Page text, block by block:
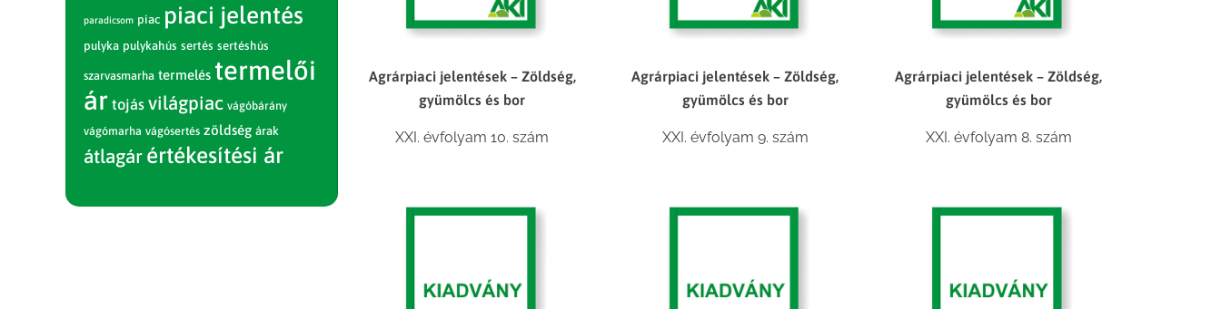
Agrárpiaci jelentések – Zöldség,
gyümölcs és bor
XXI. évfolyam 10. szám
Agrárpiaci jelentések – Zöldség,
gyümölcs és bor
XXI. évfolyam 9. szám
Agrárpiaci jelentések – Zöldség,
gyümölcs és bor
XXI. évfolyam 8. szám
paradicsom piac piaci jelentés
pulyka pulykahús sertés sertéshús
szarvasmarha termelés termelői
ár tojás világpiac vágóbárány
vágómarha vágósertés zöldség árak
átlagár értékesítési ár